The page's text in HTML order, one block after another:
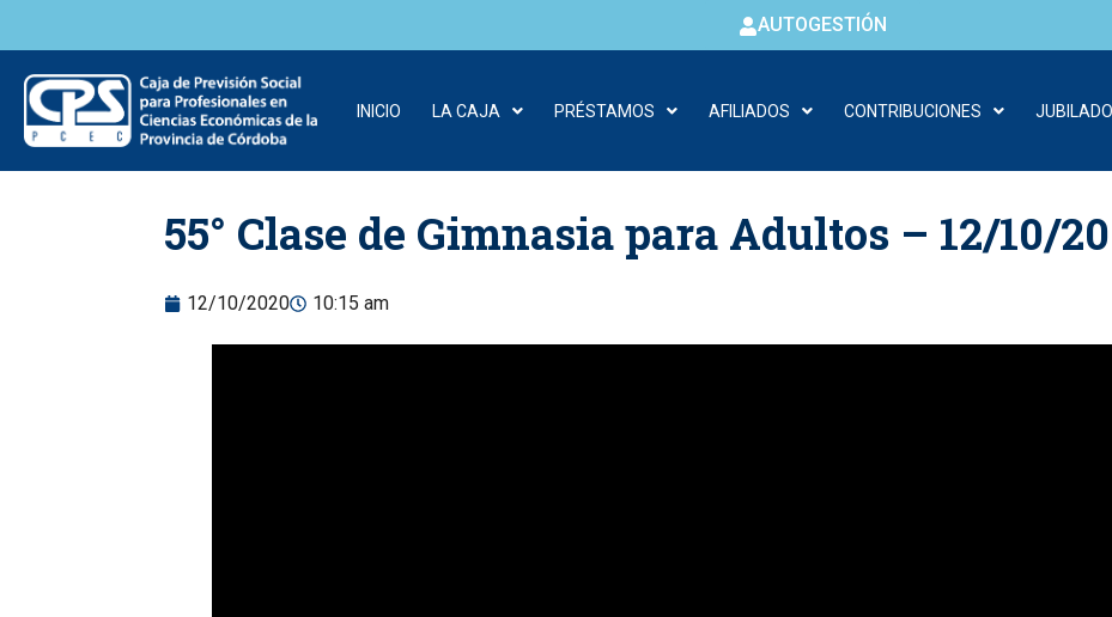
AUTOGESTIÓN
INICIO LA CAJA PRÉSTAMOS AFILIADOS CONTRIBUCIONES
content
55° Clase de Gimnasia para Adultos – 12/10/20
12/10/2020 10:15 am